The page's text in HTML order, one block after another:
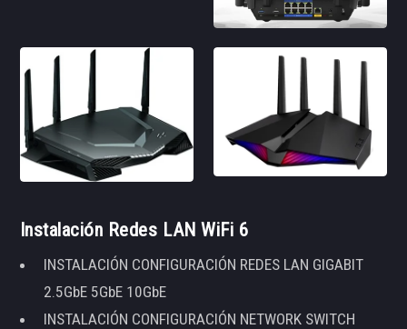
Instalación Redes LAN WiFi 6
INSTALACIÓN CONFIGURACIÓN REDES LAN GIGABIT
2.5GbE 5GbE 10GbE
INSTALACIÓN CONFIGURACIÓN NETWORK SWITCH